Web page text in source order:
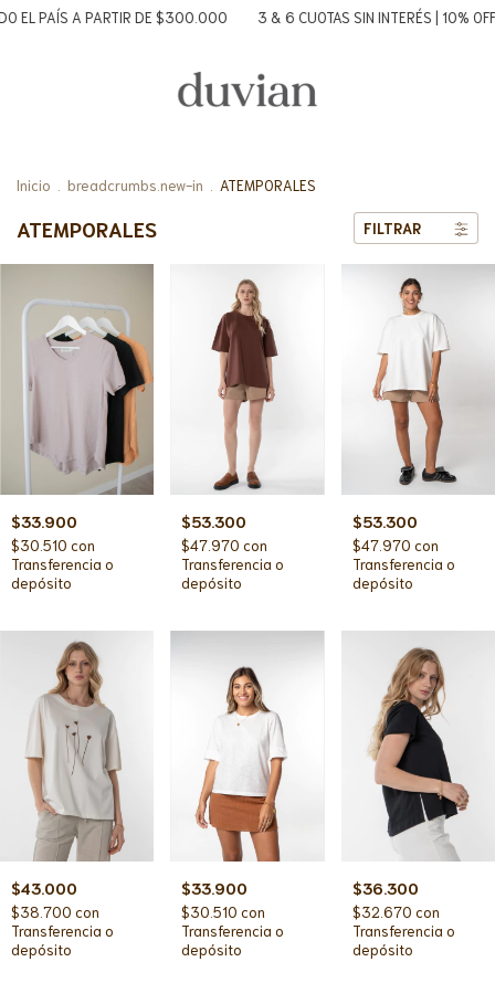
PARTIR DE $300.000 3 & 6 CUOTAS SIN INTERÉS | 10% OFF
Inicio breadcrumbs.new-in ATEMPORALES
ATEMPORALES FILTRAR
$33.900
$30.510 con
Transferencia o
depósito
$53.300
$47.970con
Transferencia o
depósito
$53.300
$47.970 con
Transferencia o
depósito
$43.000
$38.700 con
Transferencia o
depósito
$33.900
$30.510con
Transferencia o
depósito
$36.300
$32.670 con
Transferencia o
depósito